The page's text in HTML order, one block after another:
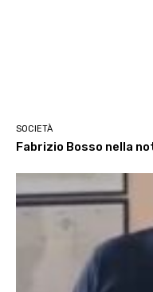
SOCIETÀ
Fabrizio Bosso nella